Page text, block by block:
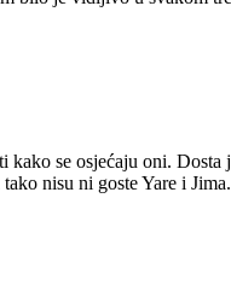
se osjećaju oni.
nisu ni goste Yare i